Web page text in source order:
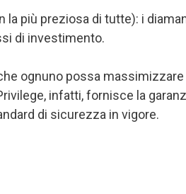
più preziosa di tutte): i
di investimento.
ognuno possa massimizzare
infatti, fornisce la
di sicurezza in vigore.